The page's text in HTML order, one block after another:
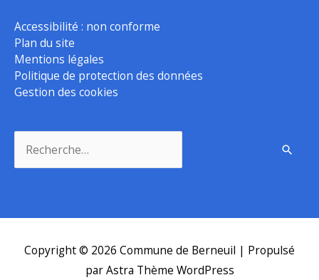
Accessibilité : non conforme
Plan du site
Mentions légales
Politique de protection des données
Gestion des cookies
Copyright © 2026 Commune de Berneuil | Propulsé
parAstra Thème WordPress